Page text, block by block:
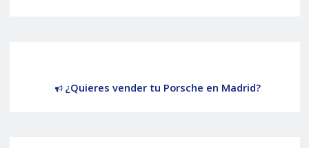
¿Quieres vender tu Porsche en Madrid?